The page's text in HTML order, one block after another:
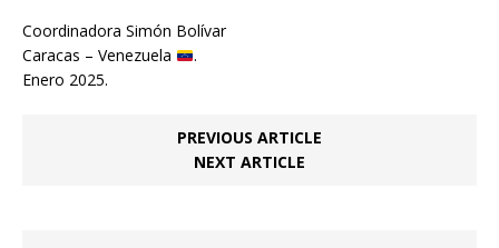
Coordinadora Simón Bolívar
Caracas – Venezuela
.
Enero 2025.
PREVIOUS ARTICLE
NEXT ARTICLE